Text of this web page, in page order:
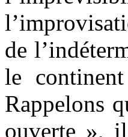
de
le
Rappelons
ouverte »,